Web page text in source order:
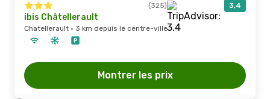
(325) 3,4
ibis Châtellerault
Chatellerault · 3 km depuis le centre-ville
Montrer les prix